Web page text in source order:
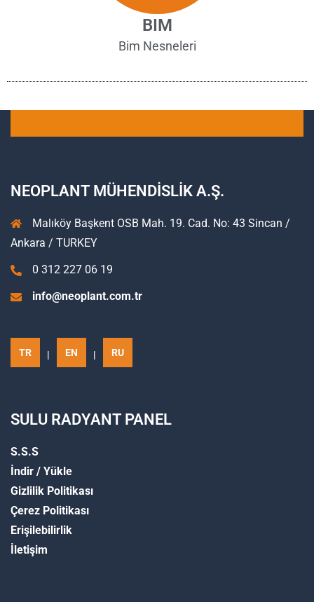
BIM
Bim Nesneleri
NEOPLANT MÜHENDİSLİK A.Ş.
Malıköy Başkent OSB Mah. 19. Cad. No: 43 Sincan /
Ankara / TURKEY
0 312 227 06 19
info@neoplant.com.tr
TR | EN | RU
SULU RADYANT PANEL
S.S.S
İndir / Yükle
Gizlilik Politikası
Çerez Politikası
Erişilebilirlik
İletişim